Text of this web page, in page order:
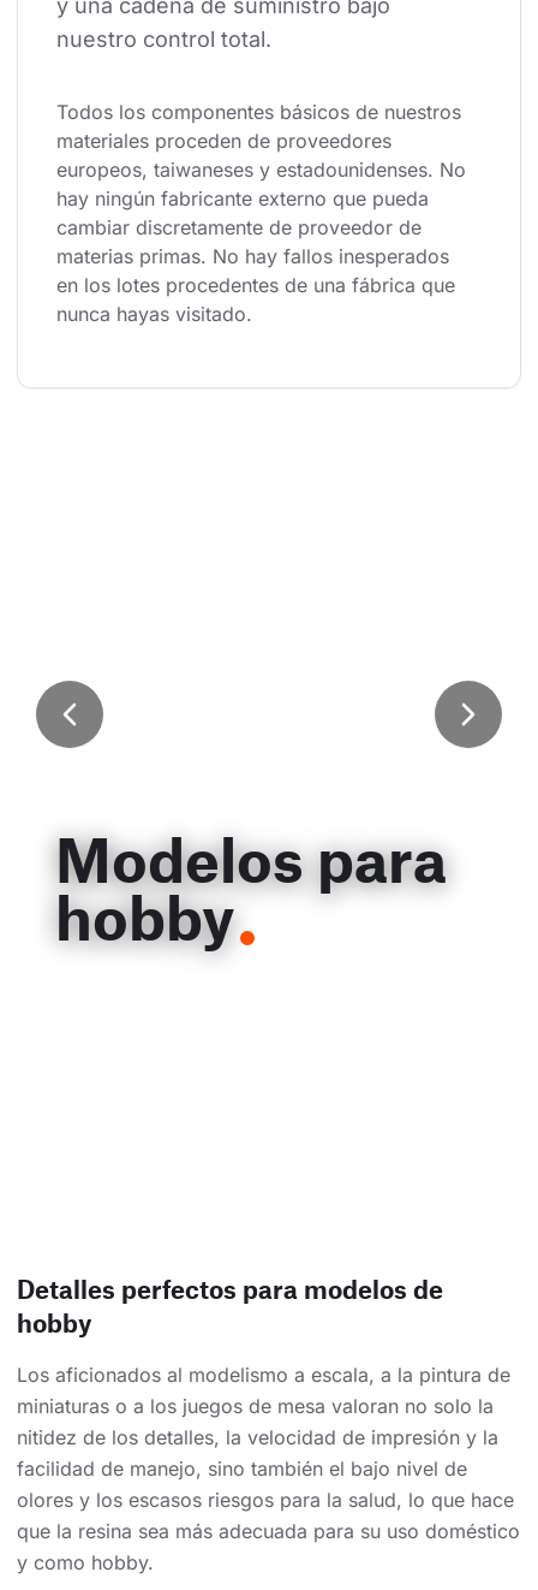
y una cadena de suministro bajo
nuestro control total.
Todos los componentes básicos de nuestros
materiales proceden de proveedores
europeos, taiwaneses y estadounidenses. No
hay ningún fabricante externo que pueda
cambiar discretamente de proveedor de
materias primas. No hay fallos inesperados
en los lotes procedentes de una fábrica que
nunca hayas visitado.
Modelos para
hobby
Detalles perfectos para modelos de
hobby
Los aficionados al modelismo a escala, a la pintura de
miniaturas o a los juegos de mesa valoran no solo la
nitidez de los detalles, la velocidad de impresión y la
facilidad de manejo, sino también el bajo nivel de
olores y los escasos riesgos para la salud, lo que hace
que la resina sea más adecuada para su uso doméstico
y como hobby.